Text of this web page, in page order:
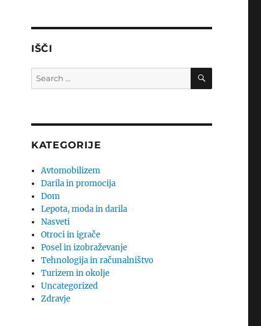
IŠČI
Search
for:
SEARCH
KATEGORIJE
Avtomobilizem
Darila in promocija
Dom
Lepota, moda in darila
Nasveti
Otroci in igrače
Posel in izobraževanje
Tehnologija in računalništvo
Turizem in okolje
Uncategorized
Zdravje